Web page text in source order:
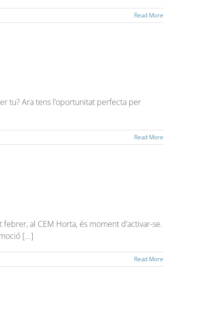
Read More
tu? Ara tens l’oportunitat perfecta per
Read More
al CEM Horta, és moment d’activar-se.
[...]
Read More